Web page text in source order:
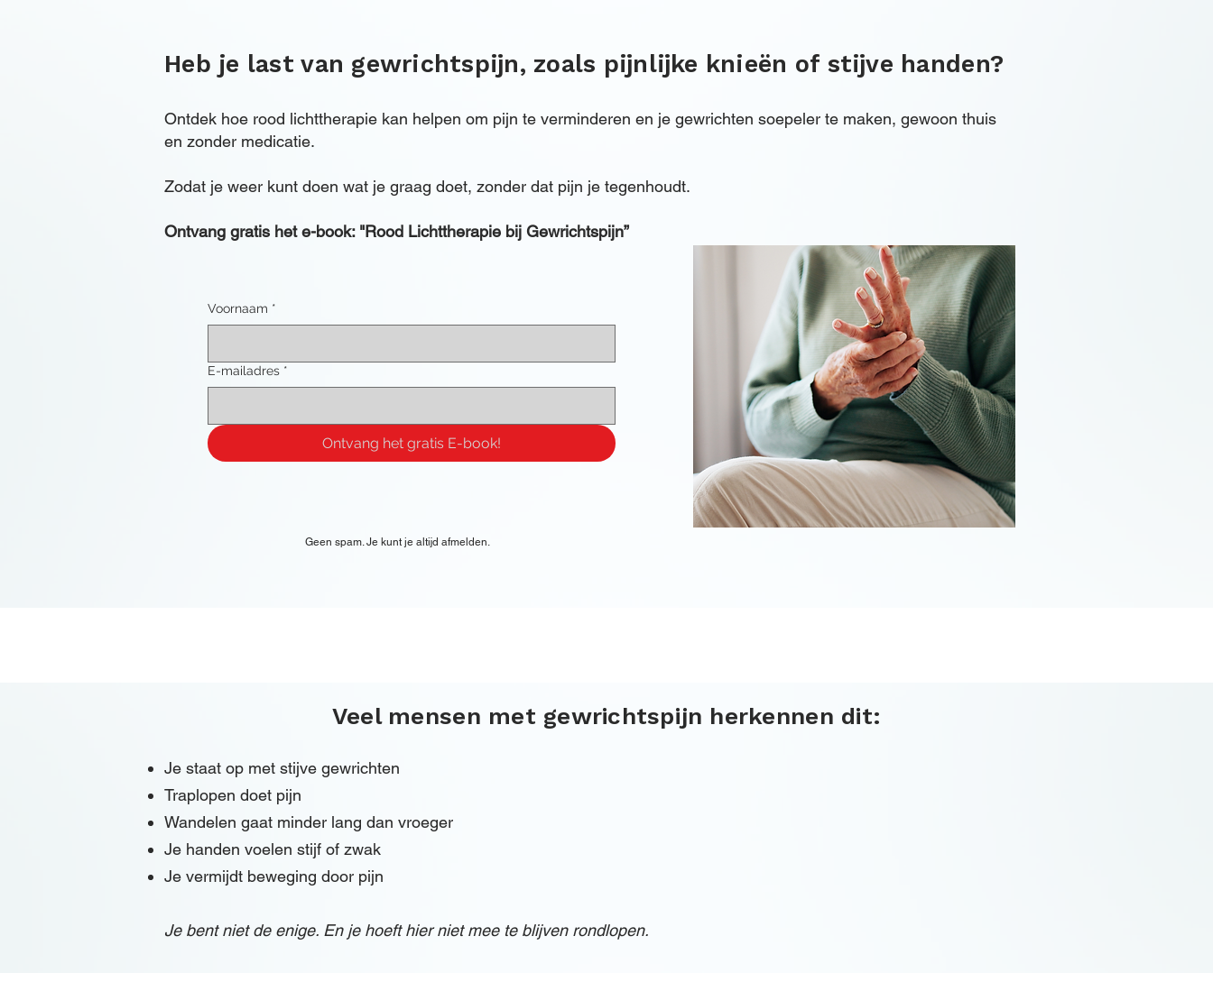
Heb je last van gewrichtspijn, zoals pijnlijke knieën of stijve handen?
Ontdek hoe rood lichttherapie kan helpen om pijn te verminderen en je gewrichten soepeler te maken, gewoon thuis
en zonder medicatie.
Zodat je weer kunt doen wat je graag doet, zonder dat pijn je tegenhoudt.
Ontvang gratis het e-book: "Rood Lichttherapie bij Gewrichtspijn”
Voornaam *
E-mailadres *
Ontvang het gratis E-book!
Geen spam. Je kunt je altijd afmelden.
Veel mensen met gewrichtspijn herkennen dit:
Je staat op met stijve gewrichten
Traplopen doet pijn
Wandelen gaat minder lang dan vroeger
Je handen voelen stijf of zwak
Je vermijdt beweging door pijn
Je bent niet de enige. En je hoeft hier niet mee te blijven rondlopen.